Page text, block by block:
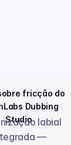
fricção do
Dubbing
Studio
labial
—